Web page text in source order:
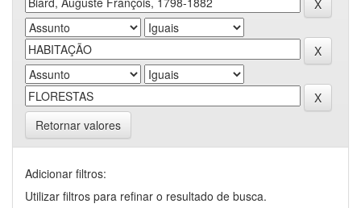
Retornar valores
Adicionar filtros:
Utilizar filtros para refinar o resultado de busca.